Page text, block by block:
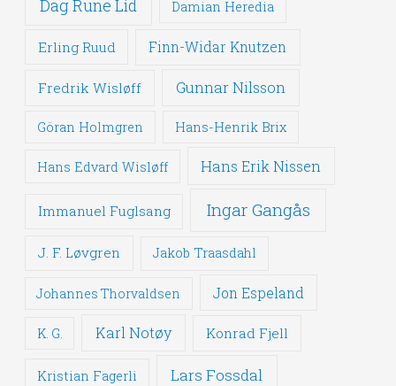
Dag Rune Lid Damian Heredia
Erling Ruud Finn-Widar Knutzen
Fredrik Wisløff Gunnar Nilsson
Göran Holmgren Hans-Henrik Brix
Hans Edvard Wisløff Hans Erik Nissen
Immanuel Fuglsang Ingar Gangås
J. F. Løvgren Jakob Traasdahl
Johannes Thorvaldsen Jon Espeland
K. G. Karl Notøy Konrad Fjell
Kristian Fagerli Lars Fossdal